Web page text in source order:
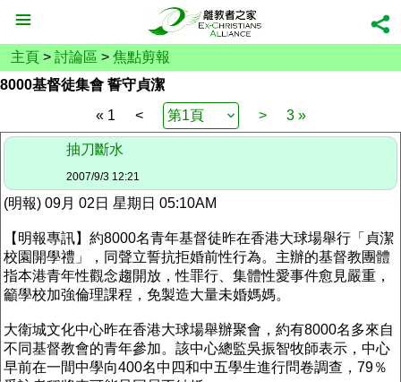
主頁 > 討論區 > 焦點剪報
8000基督徒集會 誓守貞潔
« 1
< > 3 »
抽刀斷水
2007/9/3 12:21
(明報) 09月 02日 星期日 05:10AM
【明報專訊】約8000名青年基督徒昨在香港大球場舉行「貞潔
校園開學禮」，同聲立誓抗拒婚前性行為。主辦的基督教團體
指本港青年性觀念趨開放，性罪行、集體性愛事件愈見嚴重，
籲學校加強倫理課程，免製造大量未婚媽媽。
大衛城文化中心昨在香港大球場舉辦聚會，約有8000名多來自
不同基督教會的青年參加。該中心總監吳振智牧師表示，中心
早前在一間中學向400名中四和中五學生進行問卷調查，79％